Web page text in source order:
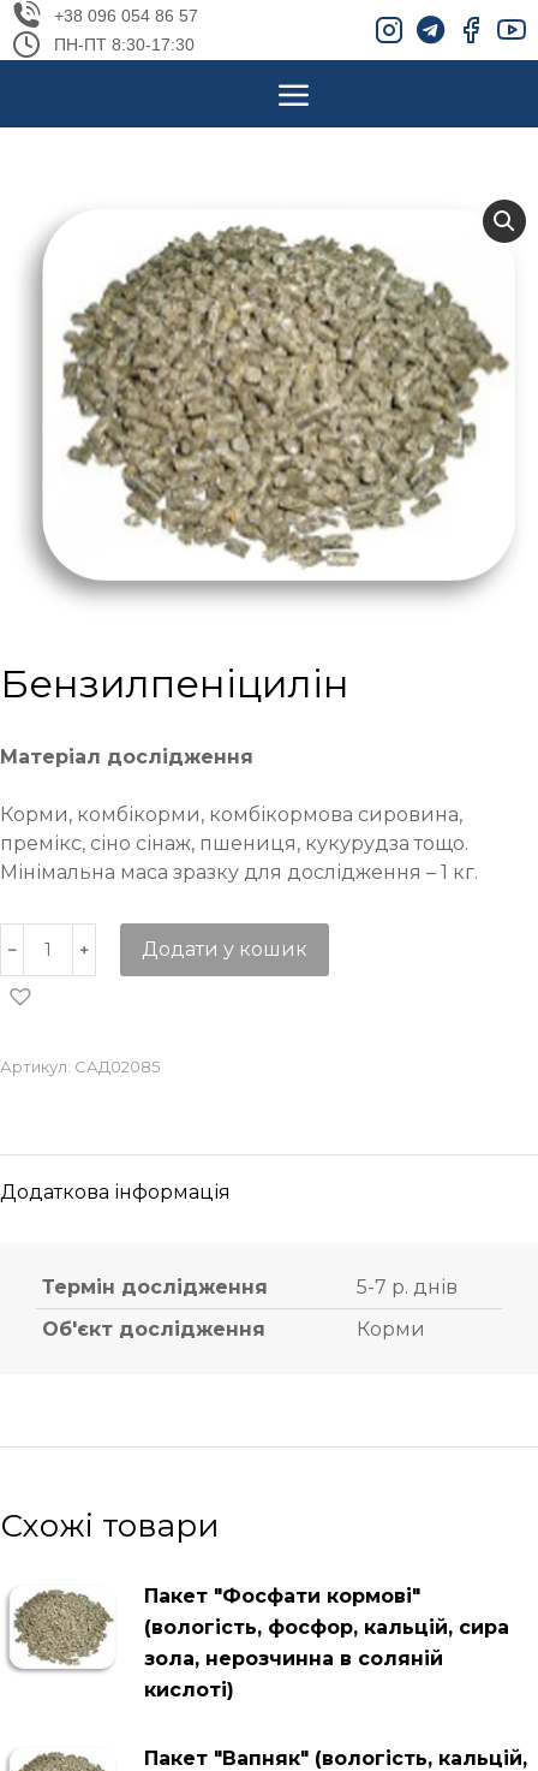
+38 096 054 86 57
ПН-ПТ 8:30-17:30
Бензилпеніцилін
Матеріал дослідження
Корми, комбікорми, комбікормова сировина,
премікс, сіно сінаж, пшениця, кукурудза тощо.
Мінімальна маса зразку для дослідження – 1 кг.
Додати у кошик
Артикул: САД02085
Додаткова інформація
Термін дослідження
5-7 р. днів
Об'єкт дослідження
Корми
Схожі товари
Пакет "Фосфати кормові"
(вологість, фосфор, кальцій, сира
зола, нерозчинна в соляній
кислоті)
Пакет "Вапняк" (вологість, кальцій,